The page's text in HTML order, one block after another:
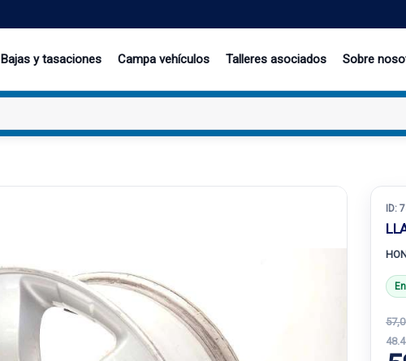
Bajas y tasaciones Campa vehículos Talleres asociados Sobre
ID: